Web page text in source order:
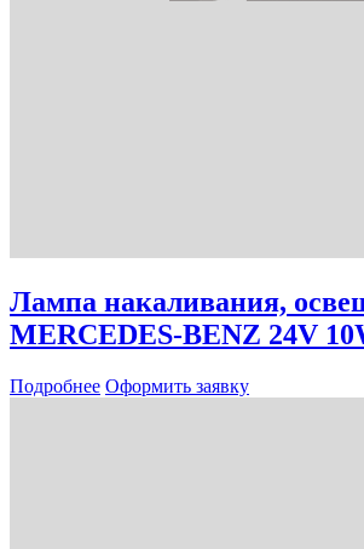
Лампа накаливания,
MERCEDES-BENZ 24V
Подробнее Оформить заявку